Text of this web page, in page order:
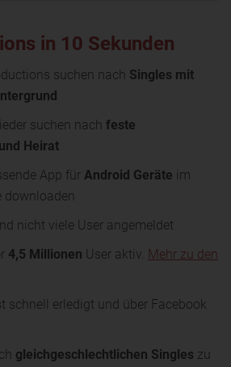
in 10 Sekunden
suchen nach Singles mit
suchen nach feste
Heirat
App für Android Geräte im
downloaden
nicht viele User angemeldet
4,5 Millionen User aktiv. Mehr zu den
schnell erledigt und über Facebook
gleichgeschlechtlichen Singles zu